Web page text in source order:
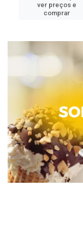
ver preços e
comprar